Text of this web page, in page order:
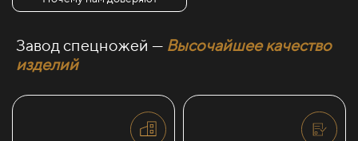
Завод спецножей — Высочайшее качество
изделий